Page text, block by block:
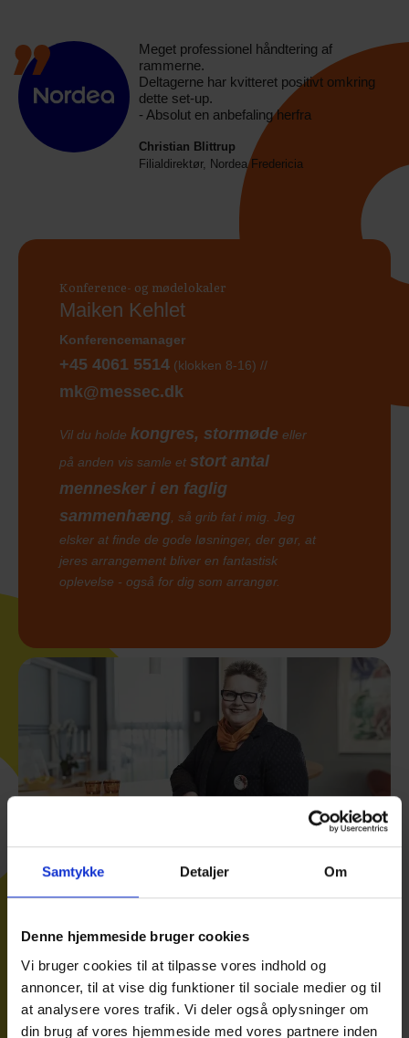
Samtykke Detaljer Om
Denne hjemmeside bruger cookies
Vi bruger cookies til at tilpasse vores indhold og
annoncer, til at vise dig funktioner til sociale medier og til
at analysere vores trafik. Vi deler også oplysninger om
din brug af vores hjemmeside med vores partnere inden
Meget professionel håndtering af
rammerne.
Deltagerne har kvitteret positivt omkring
dette set-up.
- Absolut en anbefaling herfra
Christian Blittrup
Filialdirektør, Nordea Fredericia
Konference- og mødelokaler
Maiken Kehlet
Konferencemanager
+45 4061 5514 (klokken 8-16) //
mk@messec.dk
Vil du holde kongres, stormøde eller
på anden vis samle et stort antal
mennesker i en faglig
sammenhæng , så grib fat i mig. Jeg
elsker at finde de gode løsninger, der gør, at
jeres arrangement bliver en fantastisk
oplevelse - også for dig som arrangør.